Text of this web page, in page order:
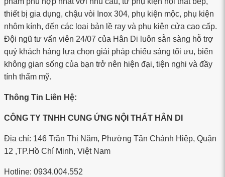
thiết bị gia dụng, chậu vòi Inox 304, phụ kiện mộc, phụ kiện
nhôm kính, đến các loại bản lề ray và phụ kiện cửa cao cấp.
Đội ngũ tư vấn viên 24/07 của Hân Di luôn sẵn sàng hỗ trợ
quý khách hàng lựa chọn giải pháp chiếu sáng tối ưu, biến
không gian sống của bạn trở nên hiện đại, tiện nghi và đầy
tính thẩm mỹ.
Thông Tin Liên Hệ:
CÔNG TY TNHH CUNG ỨNG NỘI THẤT HÂN DI
Địa chỉ: 146 Trần Thị Năm, Phường Tân Chánh Hiệp, Quận
12 ,TP.Hồ Chí Minh, Việt Nam
Hotline: 0934.004.552